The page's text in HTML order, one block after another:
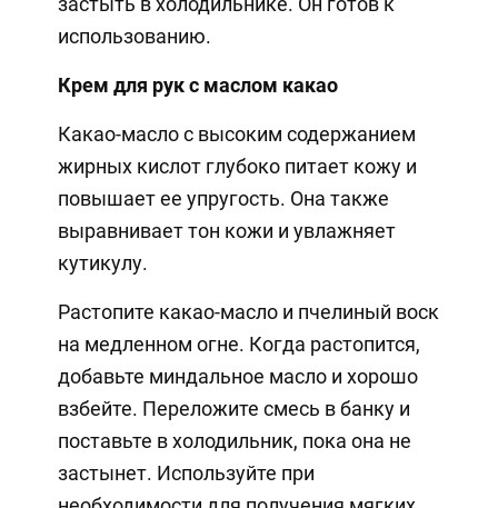
использованию.
Крем для рук с маслом какао
Какао-масло с высоким содержанием
жирных кислот глубоко питает кожу и
повышает ее упругость. Она также
выравнивает тон кожи и увлажняет
кутикулу.
Растопите какао-масло и пчелиный воск
на медленном огне. Когда растопится,
добавьте миндальное масло и хорошо
взбейте. Переложите смесь в банку и
поставьте в холодильник, пока она не
застынет. Используйте при